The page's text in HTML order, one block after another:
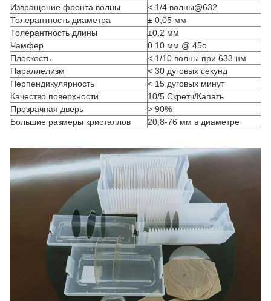
Извращение фронта волны
< 1/4 волны@632
Толерантность диаметра
± 0,05 мм
Толерантность длины
±0,2 мм
Чамфер
0.10 мм @ 45o
Плоскость
< 1/10 волны при 633 нм
Параллелизм
< 30 дуговых секунд
Перпендикулярность
< 15 дуговых минут
Качество поверхности
10/5 Скретч/Капать
Прозрачная дверь
> 90%
Большие размеры кристаллов
20,8-76 мм в диаметре